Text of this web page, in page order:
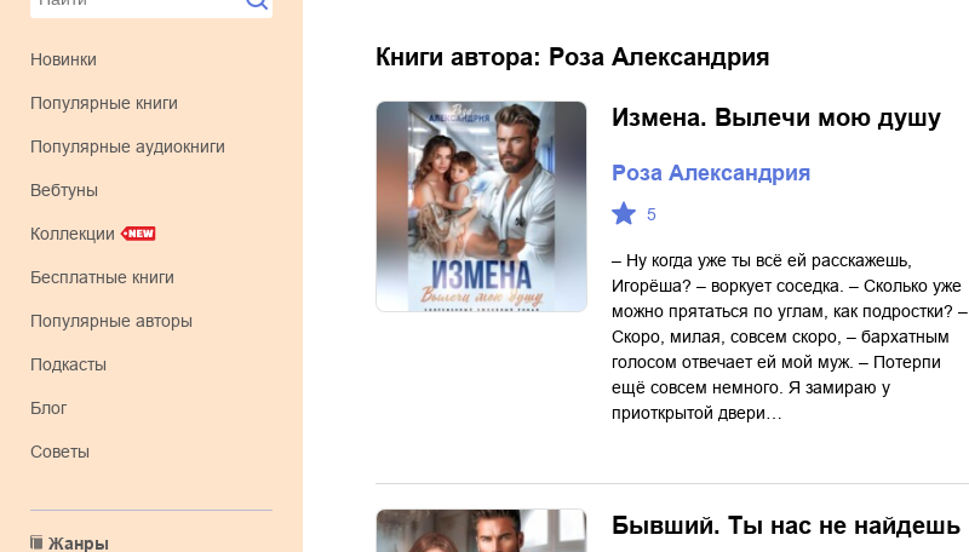
Новинки
Популярные книги
Популярные аудиокниги
Вебтуны
Коллекции
Бесплатные книги
Популярные авторы
Подкасты
Блог
Советы
Жанры
Книги автора: Роза Александрия
Измена. Вылечи мою душу
Роза Александрия
5
– Ну когда уже ты всё ей расскажешь,
Игорёша? – воркует соседка. – Сколько уже
можно прятаться по углам, как подростки? –
Скоро, милая, совсем скоро, – бархатным
голосом отвечает ей мой муж. – Потерпи
ещё совсем немного. Я замираю у
приоткрытой двери…
Бывший. Ты нас не найдешь